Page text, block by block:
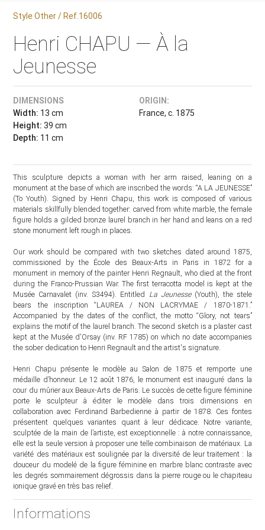
Style Other / Ref.16006
Henri CHAPU — À la
Jeunesse
DIMENSIONS
Width: 13 cm
Height: 39 cm
Depth: 11 cm
ORIGIN:
France, c. 1875
This sculpture depicts a woman with her arm raised, leaning on a
monument at the base of which are inscribed the words: “A LA JEUNESSE”
(To Youth). Signed by Henri Chapu, this work is composed of various
materials skillfully blended together: carved from white marble, the female
figure holds a gilded bronze laurel branch in her hand and leans on a red
stone monument left rough in places.
Our work should be compared with two sketches dated around 1875,
commissioned by the École des Beaux-Arts in Paris in 1872 for a
monument in memory of the painter Henri Regnault, who died at the front
during the Franco-Prussian War. The first terracotta model is kept at the
Musée Carnavalet (inv. S3494). Entitled La Jeunesse(Youth), the stele
bears the inscription “LAUREA / NON LACRYMAE / 1870-1871.”
Accompanied by the dates of the conflict, the motto “Glory, not tears”
explains the motif of the laurel branch. The second sketch is a plaster cast
kept at the Musée d'Orsay (inv. RF 1785) on which no date accompanies
the sober dedication to Henri Regnault and the artist's signature.
Henri Chapu présente le modèle au Salon de 1875 et remporte une
médaille d’honneur. Le 12 août 1876, le monument est inauguré dans la
cour du mûrier aux Beaux-Arts de Paris. Le succès de cette figure féminine
porte le sculpteur à éditer le modèle dans trois dimensions en
collaboration avec Ferdinand Barbedienne à partir de 1878. Ces fontes
présentent quelques variantes quant à leur dédicace. Notre variante,
sculptée de la main de l’artiste, est exceptionnelle : à notre connaissance,
elle est la seule version à proposer une telle combinaison de matériaux. La
variété des matériaux est soulignée par la diversité de leur traitement : la
douceur du modelé de la figure féminine en marbre blanc contraste avec
les degrés sommairement dégrossis dans la pierre rouge ou le chapiteau
ionique gravé en très bas relief.
Informations